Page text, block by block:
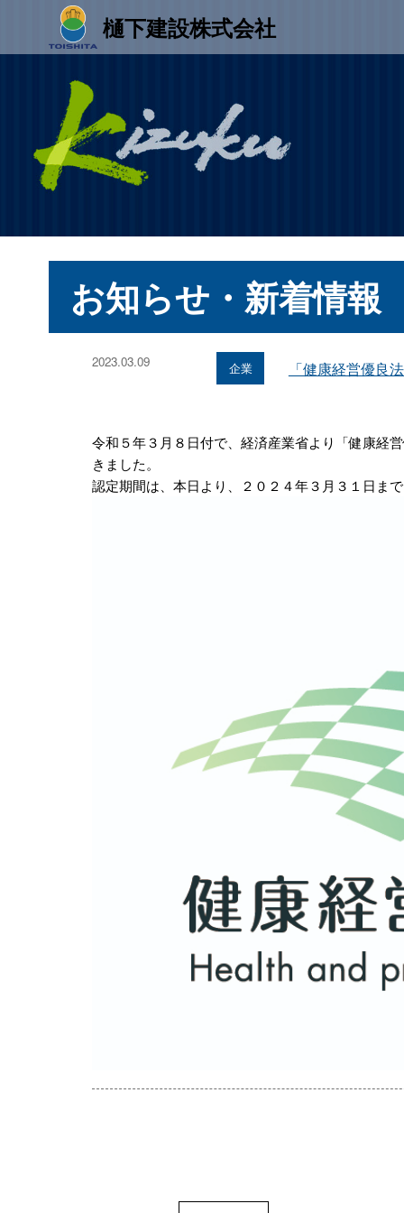
樋󠄀下建設株式会社
お知らせ・新着情報
2023.03.09 企業 「健康経営優良
令和５年３月８日付で、経済産業省より「健康経
きました。
認定期間は、本日より、２０２４年３月３１日ま